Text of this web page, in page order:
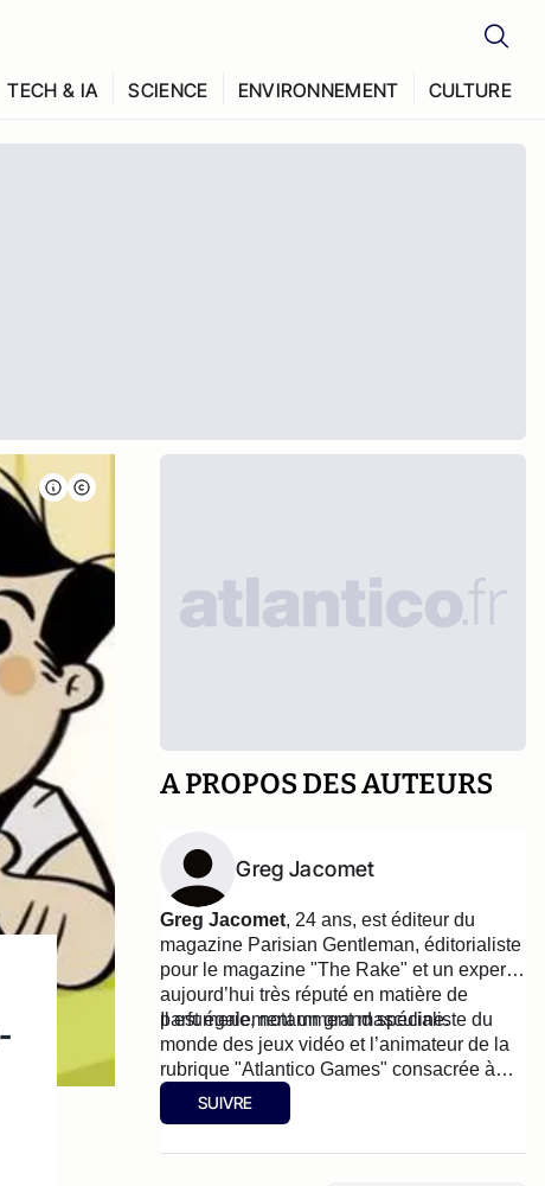
TECH & IA SCIENCE ENVIRONNEMENT CULTURE
A PROPOS DES AUTEURS
Greg Jacomet
Greg Jacomet, 24 ans, est éditeur du
magazine Parisian Gentleman, éditorialiste
pour le magazine "The Rake" et un expert
aujourd’hui très réputé en matière de
parfumerie, notamment masculine.
Il est également un grand spécialiste du
monde des jeux vidéo et l’animateur de la
rubrique "Atlantico Games" consacrée à
l’actualité internationale du secteur.
SUIVRE